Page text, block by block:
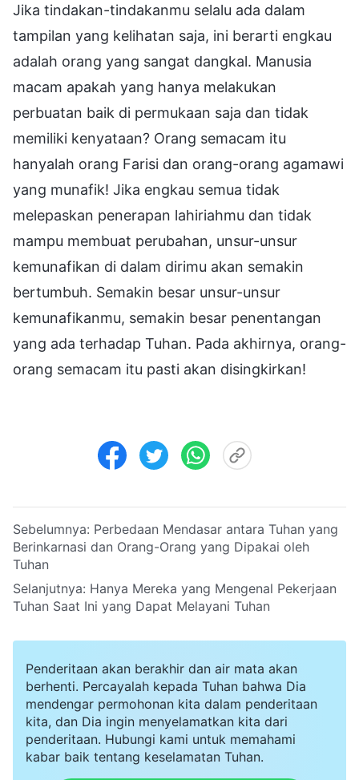
Jika tindakan-tindakanmu selalu ada dalam
tampilan yang kelihatan saja, ini berarti engkau
adalah orang yang sangat dangkal. Manusia
macam apakah yang hanya melakukan
perbuatan baik di permukaan saja dan tidak
memiliki kenyataan? Orang semacam itu
hanyalah orang Farisi dan orang-orang agamawi
yang munafik! Jika engkau semua tidak
melepaskan penerapan lahiriahmu dan tidak
mampu membuat perubahan, unsur-unsur
kemunafikan di dalam dirimu akan semakin
bertumbuh. Semakin besar unsur-unsur
kemunafikanmu, semakin besar penentangan
yang ada terhadap Tuhan. Pada akhirnya, orang-
orang semacam itu pasti akan disingkirkan!
Sebelumnya: Perbedaan Mendasar antara Tuhan yang
Berinkarnasi dan Orang-Orang yang Dipakai oleh
Tuhan
Selanjutnya: Hanya Mereka yang Mengenal Pekerjaan
Tuhan Saat Ini yang Dapat Melayani Tuhan
Penderitaan akan berakhir dan air mata akan
berhenti. Percayalah kepada Tuhan bahwa Dia
mendengar permohonan kita dalam penderitaan
kita, dan Dia ingin menyelamatkan kita dari
penderitaan. Hubungi kami untuk memahami
kabar baik tentang keselamatan Tuhan.